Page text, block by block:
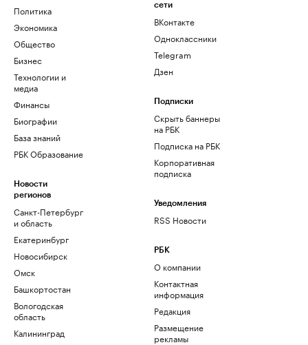
Политика
Экономика
Общество
Бизнес
Технологии и
медиа
Финансы
Биографии
База знаний
РБК Образование
Новости
регионов
Санкт-Петербург
и область
Екатеринбург
Новосибирск
Омск
Башкортостан
Вологодская
область
Калининград
сети
ВКонтакте
Одноклассники
Telegram
Дзен
Подписки
Скрыть баннеры
на РБК
Подписка на РБК
Корпоративная
подписка
Уведомления
RSS Новости
РБК
О компании
Контактная
информация
Редакция
Размещение
рекламы